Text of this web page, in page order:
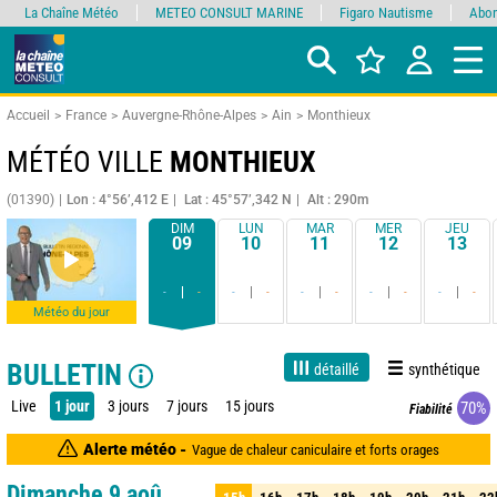
Accueil France Auvergne-Rhône-Alpes Ain Monthieux
MÉTÉO VILLE MONTHIEUX
(01390) Lon : 4°56’,412 E Lat : 45°57’,342 N Alt : 290m
Météo du jour
DIM
09
- -
LUN
10
- -
MAR
11
- -
MER
12
- -
JEU
13
- -
BULLETIN détaillé synthétique
Live 1 jour 3 jours 7 jours 15 jours Fiabilité 70%
Alerte météo - Vague de chaleur caniculaire et forts orages
La Chaîne Météo METEO CONSULT MARINE Figaro Nautisme